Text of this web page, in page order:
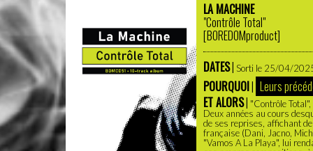
LA MACHINE
"Contrôle Total"
[BOREDOMproduct]
DATES| Sorti le 25/04/
POURQUOI| Leurs
ET ALORS| "Contrôle
Deux années au cours
de ses reprises, affichant
française (Dani, Jacno,
"Vamos A La Playa", lui